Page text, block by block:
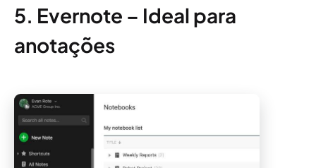
5. Evernote – Ideal para
anotações